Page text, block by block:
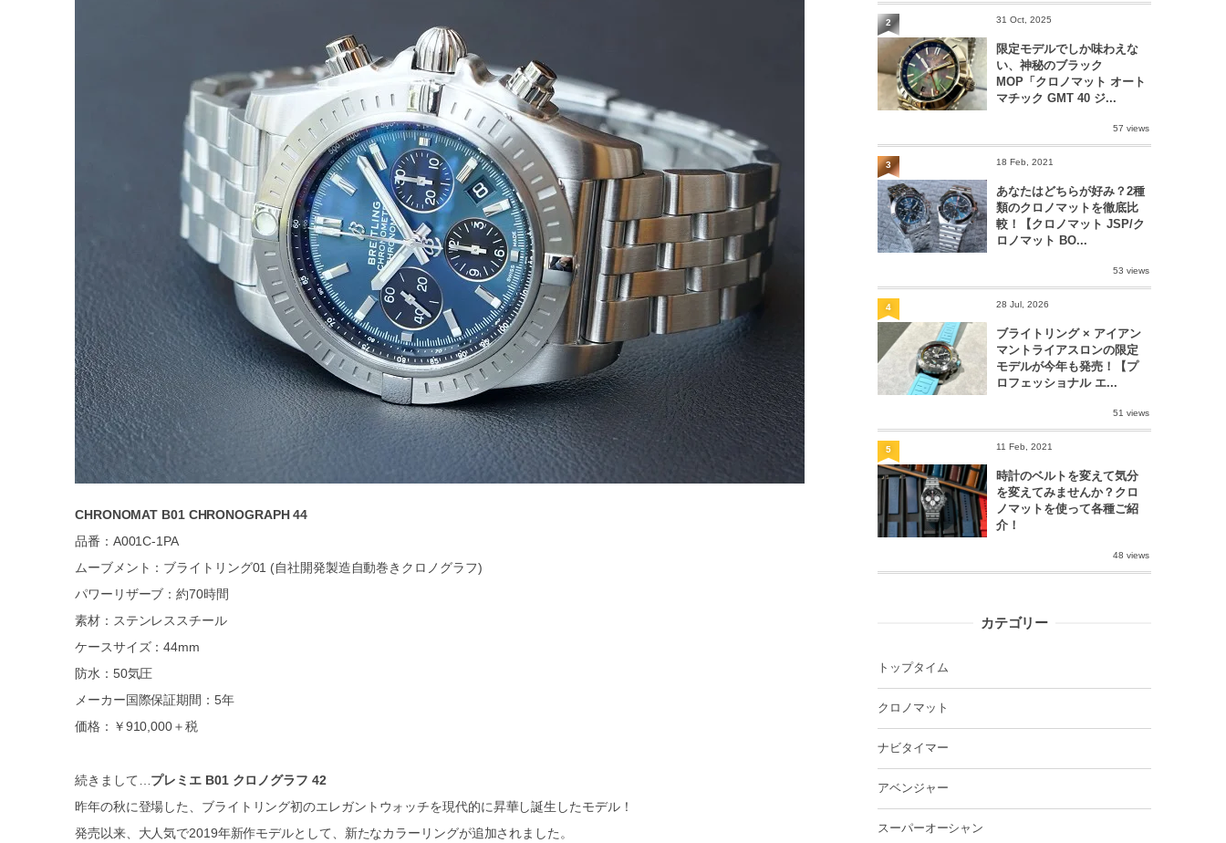
CHRONOMAT B01 CHRONOGRAPH 44
品番：A001C-1PA
ムーブメント：ブライトリング01 (自社開発製造自動巻きクロノグラフ)
パワーリザーブ：約70時間
素材：ステンレススチール
ケースサイズ：44mm
防水：50気圧
メーカー国際保証期間：5年
価格：￥910,000＋税
続きまして… プレミエ B01 クロノグラフ 42
昨年の秋に登場した、ブライトリング初のエレガントウォッチを現代的に昇華し誕生したモデル！
発売以来、大人気で2019年新作モデルとして、新たなカラーリングが追加されました。
31 Oct, 2025
限定モデルでしか味わえな
い、神秘のブラック
MOP「クロノマット オート
マチック GMT 40 ジ...
57 views
2
18 Feb, 2021
あなたはどちらが好み？2種
類のクロノマットを徹底比
較！【クロノマット JSP/ク
ロノマット BO...
53 views
3
28 Jul, 2026
ブライトリング × アイアン
マントライアスロンの限定
モデルが今年も発売！【プ
ロフェッショナル エ...
51 views
4
11 Feb, 2021
時計のベルトを変えて気分
を変えてみませんか？クロ
ノマットを使って各種ご紹
介！
48 views
5
カテゴリー
トップタイム
クロノマット
ナビタイマー
アベンジャー
スーパーオーシャン